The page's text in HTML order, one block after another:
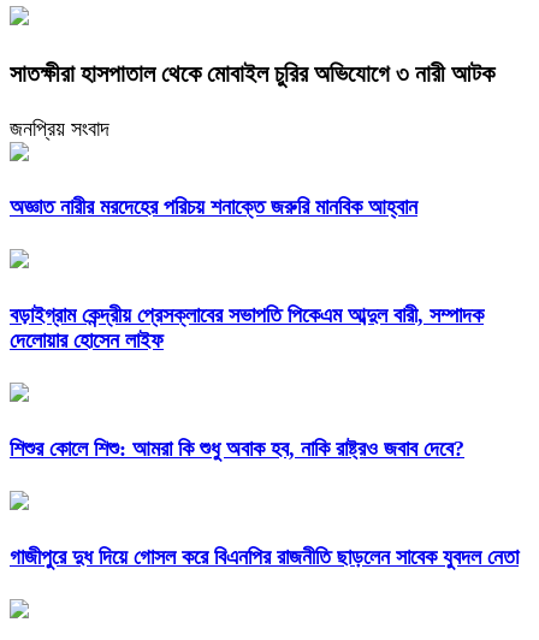
সাতক্ষীরা হাসপাতাল থেকে মোবাইল চুরির অভিযোগে ৩ নারী আটক
জনপ্রিয় সংবাদ
অজ্ঞাত নারীর মরদেহের পরিচয় শনাক্তে জরুরি মানবিক আহ্বান
বড়াইগ্রাম কেন্দ্রীয় প্রেসক্লাবের সভাপতি পিকেএম আব্দুল বারী, সম্পাদক
দেলোয়ার হোসেন লাইফ
শিশুর কোলে শিশু: আমরা কি শুধু অবাক হব, নাকি রাষ্ট্রও জবাব দেবে?
গাজীপুরে দুধ দিয়ে গোসল করে বিএনপির রাজনীতি ছাড়লেন সাবেক যুবদল নেতা